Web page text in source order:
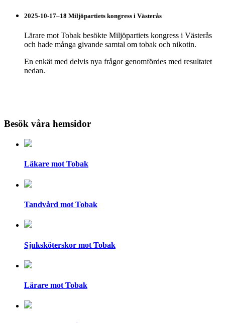
2025-10-17–18 Miljöpartiets kongress i Västerås
Lärare mot Tobak besökte Miljöpartiets kongress i Västerås
och hade många givande samtal om tobak och nikotin.
En enkät med delvis nya frågor genomfördes med resultatet
nedan.
Besök våra hemsidor
Läkare mot Tobak
Tandvård mot Tobak
Sjuksköterskor mot Tobak
Lärare mot Tobak